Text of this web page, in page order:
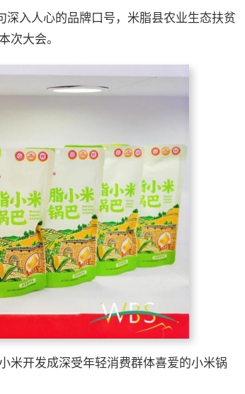
深入人心的品牌口号，米脂县农业生态扶贫
次大会。
米开发成深受年轻消费群体喜爱的小米锅